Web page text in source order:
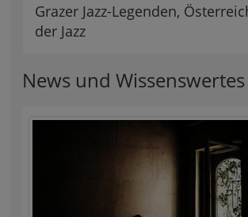
Grazer Jazz-Legenden,
der Jazz
News und Wissenswertes